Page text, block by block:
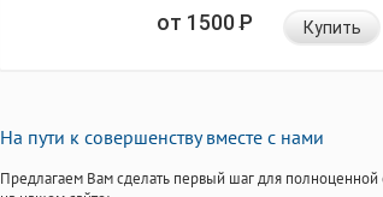
от 1500Р Купить
На пути к совершенству вместе с нами
Предлагаем Вам сделать первый шаг для